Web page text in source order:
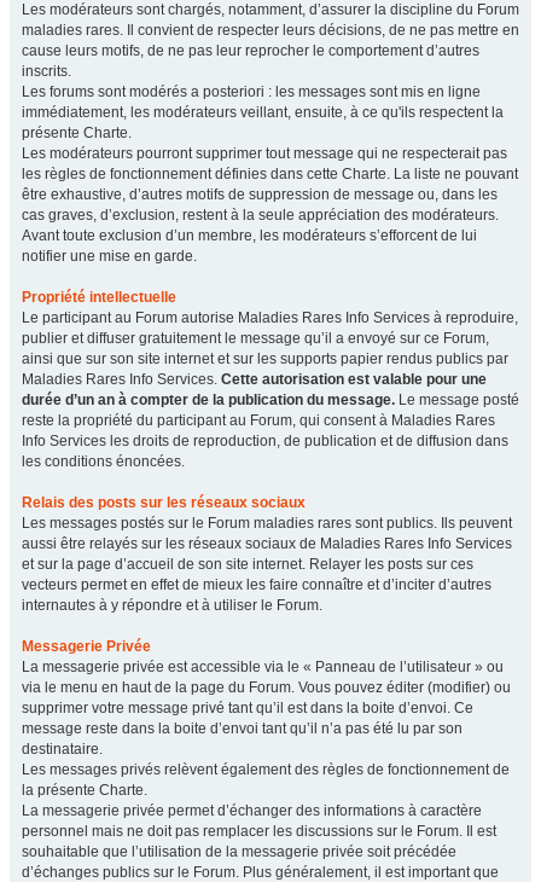
Les modérateurs sont chargés, notamment, d’assurer la discipline du Forum
maladies rares. Il convient de respecter leurs décisions, de ne pas mettre en
cause leurs motifs, de ne pas leur reprocher le comportement d’autres
inscrits.
Les forums sont modérés a posteriori : les messages sont mis en ligne
immédiatement, les modérateurs veillant, ensuite, à ce qu'ils respectent la
présente Charte.
Les modérateurs pourront supprimer tout message qui ne respecterait pas
les règles de fonctionnement définies dans cette Charte. La liste ne pouvant
être exhaustive, d’autres motifs de suppression de message ou, dans les
cas graves, d’exclusion, restent à la seule appréciation des modérateurs.
Avant toute exclusion d’un membre, les modérateurs s’efforcent de lui
notifier une mise en garde.
Propriété intellectuelle
Le participant au Forum autorise Maladies Rares Info Services à reproduire,
publier et diffuser gratuitement le message qu’il a envoyé sur ce Forum,
ainsi que sur son site internet et sur les supports papier rendus publics par
Maladies Rares Info Services. Cette autorisation est valable pour une
durée d’un an à compter de la publication du message. Le message posté
reste la propriété du participant au Forum, qui consent à Maladies Rares
Info Services les droits de reproduction, de publication et de diffusion dans
les conditions énoncées.
Relais des posts sur les réseaux sociaux
Les messages postés sur le Forum maladies rares sont publics. Ils peuvent
aussi être relayés sur les réseaux sociaux de Maladies Rares Info Services
et sur la page d’accueil de son site internet. Relayer les posts sur ces
vecteurs permet en effet de mieux les faire connaître et d’inciter d’autres
internautes à y répondre et à utiliser le Forum.
Messagerie Privée
La messagerie privée est accessible via le « Panneau de l’utilisateur » ou
via le menu en haut de la page du Forum. Vous pouvez éditer (modifier) ou
supprimer votre message privé tant qu’il est dans la boite d’envoi. Ce
message reste dans la boite d’envoi tant qu’il n’a pas été lu par son
destinataire.
Les messages privés relèvent également des règles de fonctionnement de
la présente Charte.
La messagerie privée permet d’échanger des informations à caractère
personnel mais ne doit pas remplacer les discussions sur le Forum. Il est
souhaitable que l’utilisation de la messagerie privée soit précédée
d’échanges publics sur le Forum. Plus généralement, il est important que